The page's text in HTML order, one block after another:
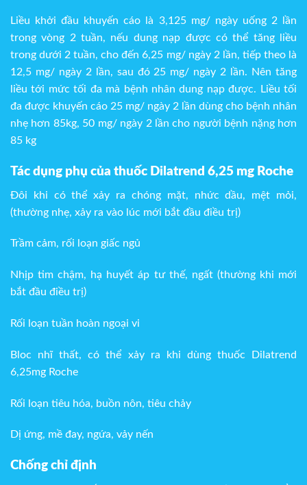
Liều khởi đầu khuyến cáo là 3,125 mg/ ngày uống 2 lần
trong vòng 2 tuần, nếu dung nạp được có thể tăng liều
trong dưới 2 tuần, cho đến 6,25 mg/ ngày 2 lần, tiếp theo là
12,5 mg/ ngày 2 lần, sau đó 25 mg/ ngày 2 lần. Nên tăng
liều tới mức tối đa mà bệnh nhân dung nạp được. Liều tối
đa được khuyến cáo 25 mg/ ngày 2 lần dùng cho bệnh nhân
nhẹ hơn 85kg, 50 mg/ ngày 2 lần cho người bệnh nặng hơn
85 kg
Tác dụng phụ của thuốc Dilatrend 6,25 mg Roche
Đôi khi có thể xảy ra chóng mặt, nhức dầu, mệt mỏi,
(thường nhẹ, xảy ra vào lúc mới bắt đầu điều trị)
Trầm cảm, rối loạn giấc ngủ
Nhịp tim chậm, hạ huyết áp tư thế, ngất (thường khi mới
bắt đầu điều trị)
Rối loạn tuần hoàn ngoại vi
Bloc nhĩ thất, có thể xảy ra khi dùng thuốc Dilatrend
6,25mg Roche
Rối loạn tiêu hóa, buồn nôn, tiêu chảy
Dị ứng, mề đay, ngứa, vảy nến
Chống chỉ định